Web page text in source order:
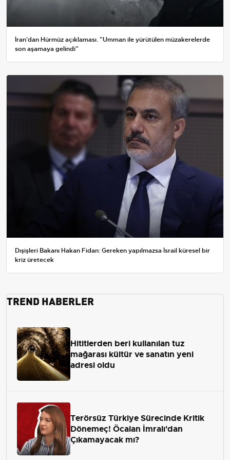
İran'dan Hürmüz açıklaması. "Umman ile yürütülen müzakerelerde
son aşamaya gelindi"
Dışişleri Bakanı Hakan Fidan: Gereken yapılmazsa İsrail küresel bir
kriz üretecek
TREND HABERLER
Hititlerden beri kullanılan tuz
mağarası kültür ve sanatın yeni
adresi oldu
Terörsüz Türkiye Sürecinde Kritik
Dönemeç! Öcalan İmralı'dan
Çıkamayacak mı?